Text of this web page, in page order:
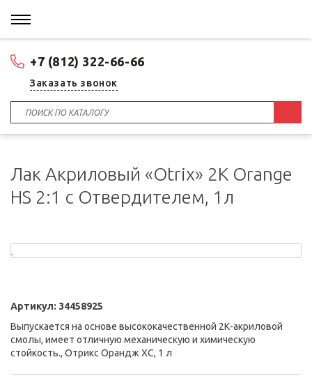
+7 (812) 322-66-66
Заказать звонок
Лак Акриловый «Otrix» 2К Orange
HS 2:1 с Отвердителем, 1л
Артикул: 34458925
Выпускается на основе высококачественной 2К-акриловой
смолы, имеет отличную механическую и химическую
стойкость., Отрикс Орандж ХС, 1 л